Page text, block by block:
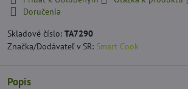
Doručenia
Skladové číslo: TA7290
Značka/Dodávateľ v SR: Smart Cook
Popis